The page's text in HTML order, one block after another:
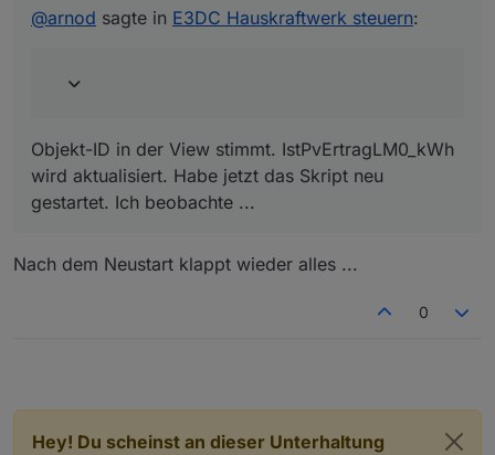
JSON Chart klickst sollte dort die Objekt ID
Diagramm noch aktualisiert werden, dann müssen
die Einstellungen auch stimmen.
Hast du das Skript einmal neu gestartet?
0_userdata.0.Charge_Control.Allgemein.Is
tPvErtragLM0_kWh
aktualisiert. Habe jetzt das Skript neu gestartet. Ich
beobachte ...
@arnod sagte in E3DC Hauskraftwerk steuern:
Objekt-ID in der View stimmt. IstPvErtragLM0_kWh
wird aktualisiert. Habe jetzt das Skript neu
gestartet. Ich beobachte ...
Nach dem Neustart klappt wieder alles ...
0
Hey! Du scheinst an dieser Unterhaltung